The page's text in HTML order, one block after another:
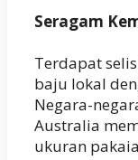
Seragam
Terdapat
baju lokal
Negara-
Australia
ukuran